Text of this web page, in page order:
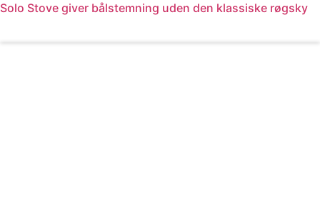
Solo Stove giver bålstemning uden den klassiske røgsky